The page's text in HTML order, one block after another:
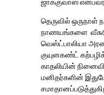
ஜாக்குவாஸ் என்பவர்
தெருவில் ஒருநாள்
நாணயங்களை
வெஸ்ட்பாலியா
குயுனகண்ட்
காதலியின்
மனிதர்களின்